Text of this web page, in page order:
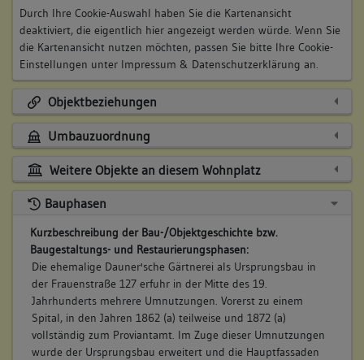
Durch Ihre Cookie-Auswahl haben Sie die Kartenansicht
deaktiviert, die eigentlich hier angezeigt werden würde. Wenn Sie
die Kartenansicht nutzen möchten, passen Sie bitte Ihre Cookie-
Einstellungen unter Impressum & Datenschutzerklärung an.
Objektbeziehungen
Umbauzuordnung
Weitere Objekte an diesem Wohnplatz
Bauphasen
Kurzbeschreibung der Bau-/Objektgeschichte bzw.
Baugestaltungs- und Restaurierungsphasen:
Die ehemalige Dauner'sche Gärtnerei als Ursprungsbau in
der Frauenstraße 127 erfuhr in der Mitte des 19.
Jahrhunderts mehrere Umnutzungen. Vorerst zu einem
Spital, in den Jahren 1862 (a) teilweise und 1872 (a)
vollständig zum Proviantamt. Im Zuge dieser Umnutzungen
wurde der Ursprungsbau erweitert und die Hauptfassaden